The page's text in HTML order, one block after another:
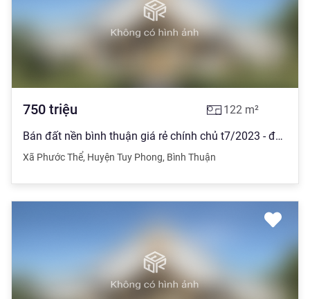
750 triệu 122 m²
Bán đất nền bình thuận giá rẻ chính chủ t7/2023 - đất nền biển tuy phong
Xã Phước Thể, Huyện Tuy Phong, Bình Thuận